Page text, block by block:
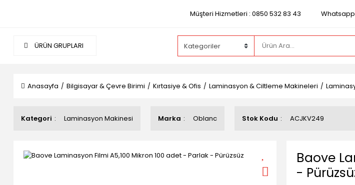
Müşteri Hizmetleri : 0850 532 83 43 Whatsapp
ÜRÜN GRUPLARI
Anasayfa Bilgisayar & Çevre Birimi Kırtasiye & Ofis Laminasyon & Ciltleme Makineleri
Kategori Laminasyon Makinesi Marka Oblanc Stok Kodu ACJKV249
Baove
-